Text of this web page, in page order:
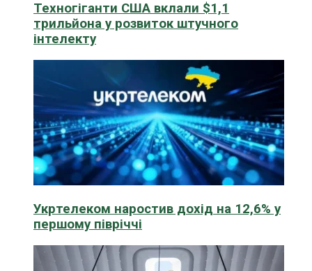
Техногіганти США вклали $1,1
трильйона у розвиток штучного
інтелекту
Укртелеком наростив дохід на 12,6% у
першому півріччі